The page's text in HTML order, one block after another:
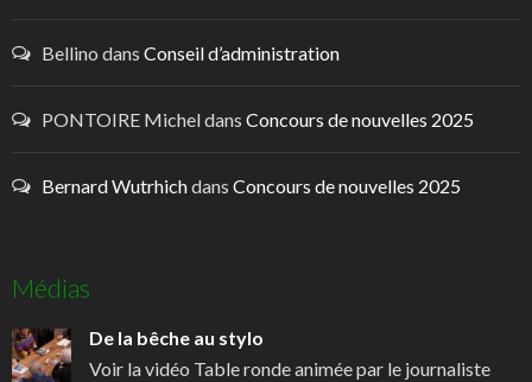
Bellino dans Conseil d’administration
PONTOIRE Micheldans Concours de nouvelles 2025
Bernard Wutrhichdans Concours de nouvelles 2025
Médias
De la bêche au stylo
Voir la vidéo Table ronde animée par le journaliste